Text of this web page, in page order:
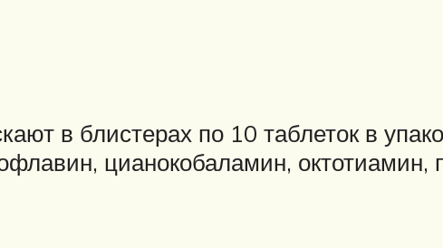
в блистерах по 10 таблеток в
цианокобаламин, октотиамин,